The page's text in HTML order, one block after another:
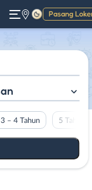
Pasang
Gelap
3 – 4 Tahun 5 Tahun